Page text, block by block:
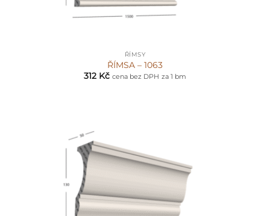
ŘÍMSY
ŘÍMSA – 1063
312 Kč cena bez DPH za 1 bm